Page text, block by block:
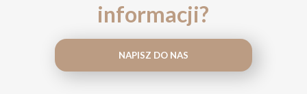
informacji?
NAPISZ DO NAS